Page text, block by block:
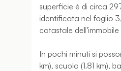
superficie è di circa
identificata nel foglio
catastale
In pochi minuti si
km), scuola (1.81 km),